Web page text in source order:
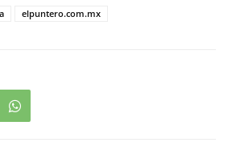
elpuntero.com.mx